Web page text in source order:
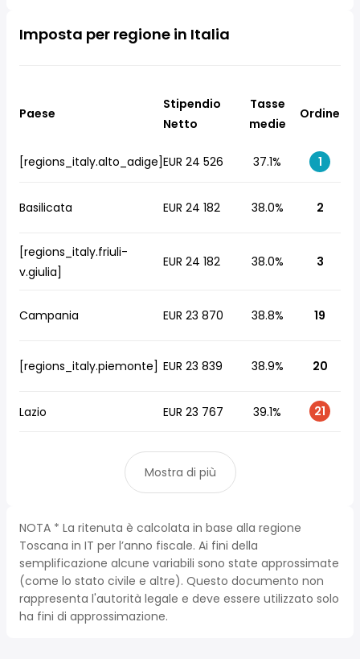
Imposta per regione in Italia
Paese
Stipendio
Netto
Tasse
medie
Ordine
[regions_italy.alto_adige]EUR 24 526 37.1% 1
Basilicata EUR 24 182 38.0% 2
[regions_italy.friuli-
v.giulia]
EUR 24 182 38.0% 3
Campania EUR 23 870 38.8% 19
[regions_italy.piemonte] EUR 23 839 38.9% 20
Lazio EUR 23 767 39.1% 21
Mostra di più
NOTA * La ritenuta è calcolata in base alla regione
Toscana in IT per l’anno fiscale. Ai fini della
semplificazione alcune variabili sono state approssimate
(come lo stato civile e altre). Questo documento non
rappresenta l'autorità legale e deve essere utilizzato solo
ha fini di approssimazione.